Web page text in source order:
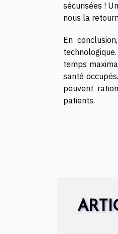
sécurisées !
nous la
En
temps
santé
peuvent
patients.